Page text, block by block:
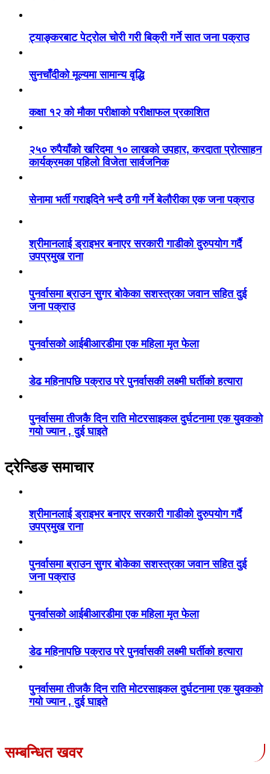
ट्याङ्करबाट पेट्रोल चोरी गरी बिक्री गर्ने सात जना पक्राउ
सुनचाँदीको मूल्यमा सामान्य वृद्धि
कक्षा १२ को मौका परीक्षाको परीक्षाफल प्रकाशित
२५० रुपैयाँको खरिदमा १० लाखको उपहार, करदाता प्रोत्साहन
कार्यक्रमका पहिलो विजेता सार्वजनिक
सेनामा भर्ती गराइदिने भन्दै ठगी गर्ने बेलौरीका एक जना पक्राउ
श्रीमानलाई ड्राइभर बनाएर सरकारी गाडीको दुरुपयोग गर्दै
उपप्रमुख राना
पुनर्वासमा ब्राउन सुगर बोकेका सशस्त्रका जवान सहित दुई
जना पक्राउ
पुनर्वासको आईबीआरडीमा एक महिला मृत फेला
डेढ महिनापछि पक्राउ परे पुनर्वासकी लक्ष्मी घर्तीको हत्यारा
पुनर्वासमा तीजकै दिन राति मोटरसाइकल दुर्घटनामा एक युवकको
गयो ज्यान , दुई घाइते
ट्रेन्डिङ समाचार
श्रीमानलाई ड्राइभर बनाएर सरकारी गाडीको दुरुपयोग गर्दै
उपप्रमुख राना
पुनर्वासमा ब्राउन सुगर बोकेका सशस्त्रका जवान सहित दुई
जना पक्राउ
पुनर्वासको आईबीआरडीमा एक महिला मृत फेला
डेढ महिनापछि पक्राउ परे पुनर्वासकी लक्ष्मी घर्तीको हत्यारा
पुनर्वासमा तीजकै दिन राति मोटरसाइकल दुर्घटनामा एक युवकको
गयो ज्यान , दुई घाइते
सम्बन्धित खवर